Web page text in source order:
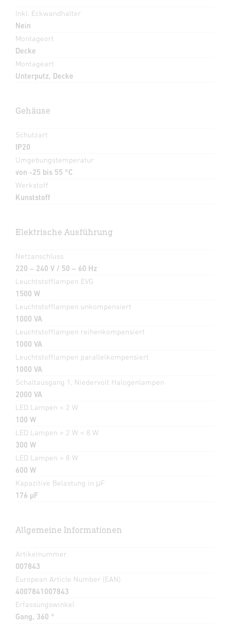
Inkl. Eckwandhalter
Nein
Montageort
Decke
Montageart
Unterputz, Decke
Gehäuse
Schutzart
IP20
Umgebungstemperatur
von -25 bis 55 °C
Werkstoff
Kunststoff
Elektrische Ausführung
Netzanschluss
220 – 240 V / 50 – 60 Hz
Leuchtstofflampen EVG
1500 W
Leuchtstofflampen unkompensiert
1000 VA
Leuchtstofflampen reihenkompensiert
1000 VA
Leuchtstofflampen parallelkompensiert
1000 VA
Schaltausgang 1, Niedervolt Halogenlampen
2000 VA
LED Lampen < 2 W
100 W
LED Lampen > 2 W < 8 W
300 W
LED Lampen > 8 W
600 W
Kapazitive Belastung in μF
176 µF
Allgemeine Informationen
Artikelnummer
007843
European Article Number (EAN)
4007841007843
Erfassungswinkel
Gang, 360 °